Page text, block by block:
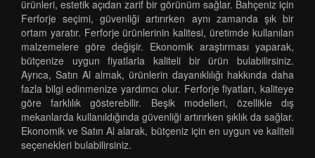
ürünleri, estetik açıdan zarif bir görünüm sağlar. Bahçeniz için
Ferforje seçimi, güvenliği artırırken aynı zamanda şık bir
ortam yaratır. Ferforje ürünlerinin kalitesi, üretimde kullanılan
malzemelere göre değişir. Ekonomik araştırması yaparak,
bütçenize uygun fiyatlarla kaliteli bir ürün bulabilirsiniz.
Ayrıca, Satın Al almak, ürünlerin dayanıklılığı hakkında daha
fazla bilgi edinmenize yardımcı olur. Ferforje fiyatları, kaliteye
göre farklılık gösterebilir. Beşik modelleri, özellikle dış
mekanlarda kullanıldığında güvenliği artırırken şıklık da sağlar.
Ekonomik ve Satın Al alarak, bütçeniz için en uygun ve kaliteli
seçenekleri bulabilirsiniz.